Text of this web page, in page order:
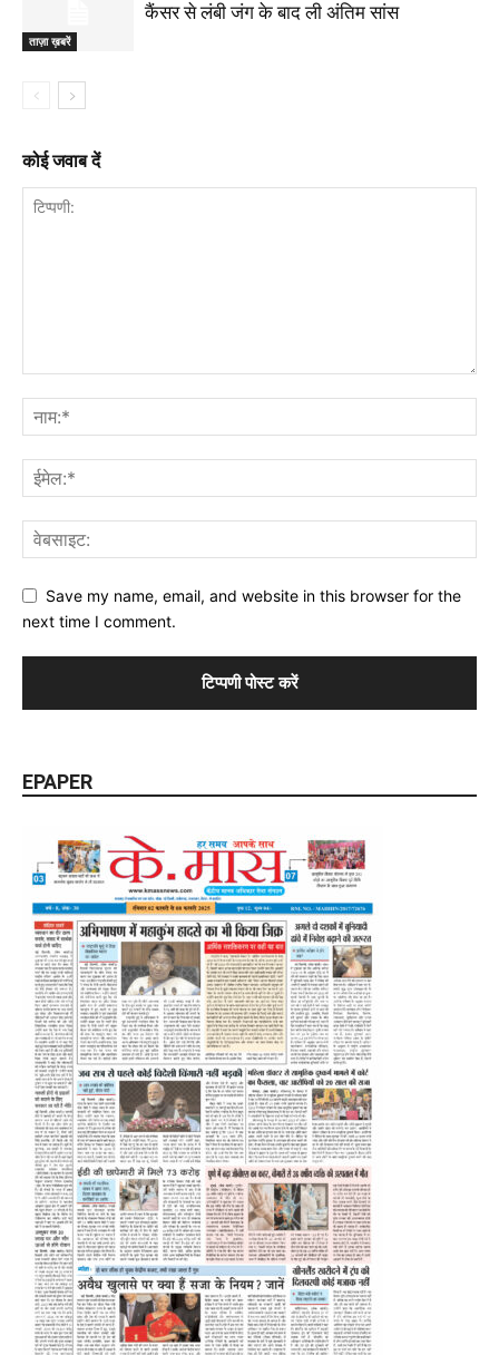
ताज़ा ख़बरें
कैंसर से लंबी जंग के बाद ली अंतिम सांस
कोई जवाब दें
Save my name, email, and website in this browser for the
next time I comment.
EPAPER